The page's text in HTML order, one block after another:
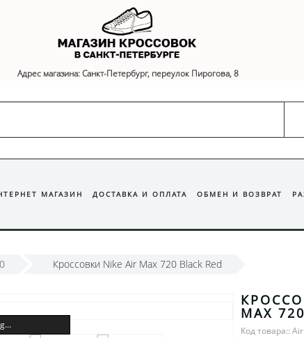
Адрес магазина: Санкт-Петербург, переулок Пирогова, 8
МАГАЗИН ДОСТАВКА И ОПЛАТА ОБМЕН И ВОЗВРАТ
Кроссовки Nike Air Max 720 Black Red
MAX
Код товара::